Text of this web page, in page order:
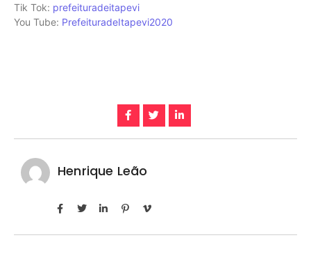
Tik Tok: prefeituradeitapevi
You Tube: PrefeituradeItapevi2020
Henrique Leão